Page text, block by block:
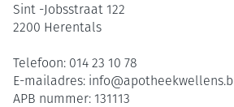
Sint -Jobsstraat 122
2200 Herentals
Telefoon: 014 23 10 78
E-mailadres: info@
APB nummer: 131113